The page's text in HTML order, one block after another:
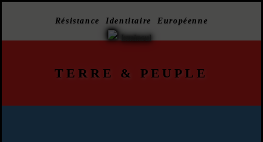
Résistance Identitaire Européenne
TERRE & PEUPLE